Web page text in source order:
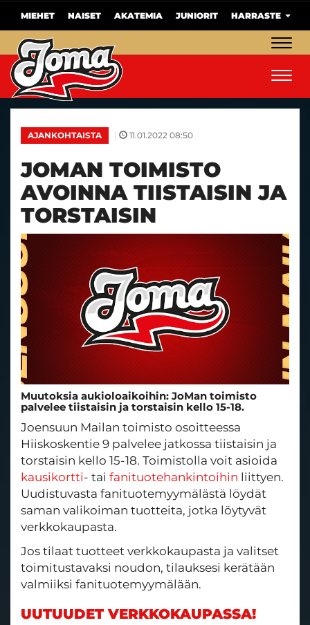
MIEHET NAISET AKATEMIA JUNIORIT HARRASTE
AJANKOHTAISTA | 11.01.2022 08:50
JOMAN TOIMISTO
AVOINNA TIISTAISIN JA
TORSTAISIN
Muutoksia aukioloaikoihin: JoMan toimisto
palvelee tiistaisin ja torstaisin kello 15-18.
Joensuun Mailan toimisto osoitteessa
Hiiskoskentie 9 palvelee jatkossa tiistaisin ja
torstaisin kello 15-18. Toimistolla voit asioida
kausikortti- tai fanituotehankintoihin liittyen.
Uudistuvasta fanituotemyymälästä löydät
saman valikoiman tuotteita, jotka löytyvät
verkkokaupasta.
Jos tilaat tuotteet verkkokaupasta ja valitset
toimitustavaksi noudon, tilauksesi kerätään
valmiiksi fanituotemyymälään.
UUTUUDET VERKKOKAUPASSA!